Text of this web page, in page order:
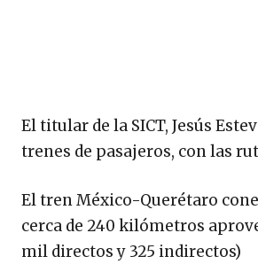
El titular de la SICT, Jesús
trenes de pasajeros, con las
El tren México-Querétaro
cerca de 240 kilómetros
mil directos y 325 indirectos)